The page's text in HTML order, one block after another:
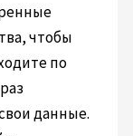
чтобы
по
данные.